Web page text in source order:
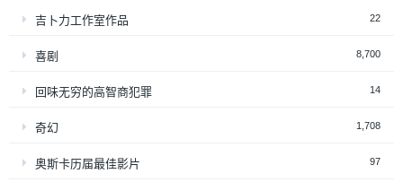
吉卜力工作室作品 22
喜剧 8,700
回味无穷的高智商犯罪 14
奇幻 1,708
奥斯卡历届最佳影片 97